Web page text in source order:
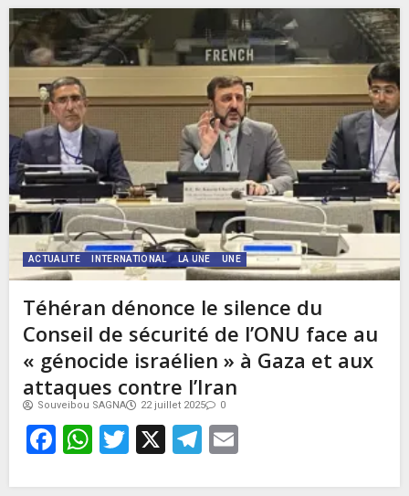
ACTUALITE INTERNATIONAL LA UNE UNE
Téhéran dénonce le silence du
Conseil de sécurité de l’ONU face au
« génocide israélien » à Gaza et aux
attaques contre l’Iran
Souveibou SAGNA 22 juillet 2025 0
Facebook
WhatsApp
Twitter
X Telegram